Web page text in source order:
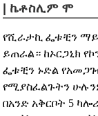
| ኬቶስሊም ሞ
የሺራታኪ ፌቱቺን
ይጠራል። ከኦርጋኒክ
ፌቱቺን ኑድል
የሚያስፈልጉትን
በአንድ አቅርቦት 5